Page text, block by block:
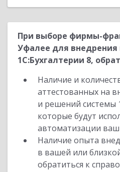
При выборе фирмы-
Уфалее для
1С:Бухгалтерии 8,
Наличие и
аттестованных на
и решений системы
которые будут
автоматизации
Наличие опыта
в вашей или
обратиться к